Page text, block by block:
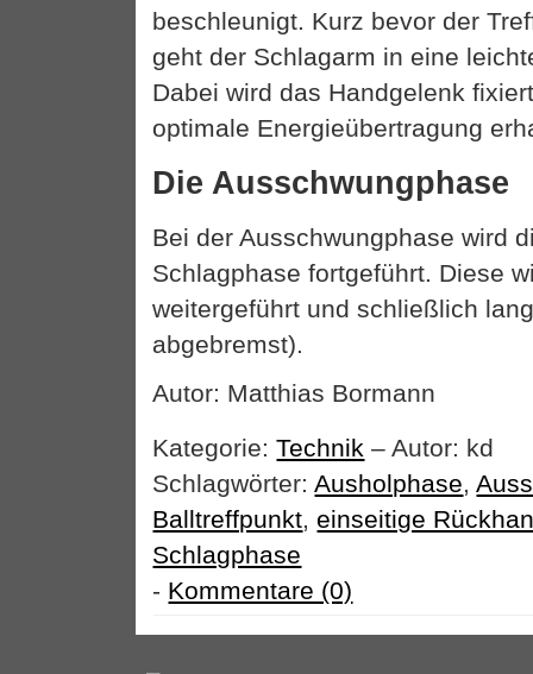
beschleunigt. Kurz bevor der
geht der Schlagarm in eine
Dabei wird das Handgelenk
optimale Energieübertragung
Die Ausschwungphase
Bei der Ausschwungphase wird
Schlagphase fortgeführt. Diese
weitergeführt und schließlich
abgebremst).
Autor: Matthias Bormann
Kategorie:Technik – Autor: kd
Schlagwörter: Ausholphase
Balltreffpunkt ,einseitige
Schlagphase
- Kommentare (0)